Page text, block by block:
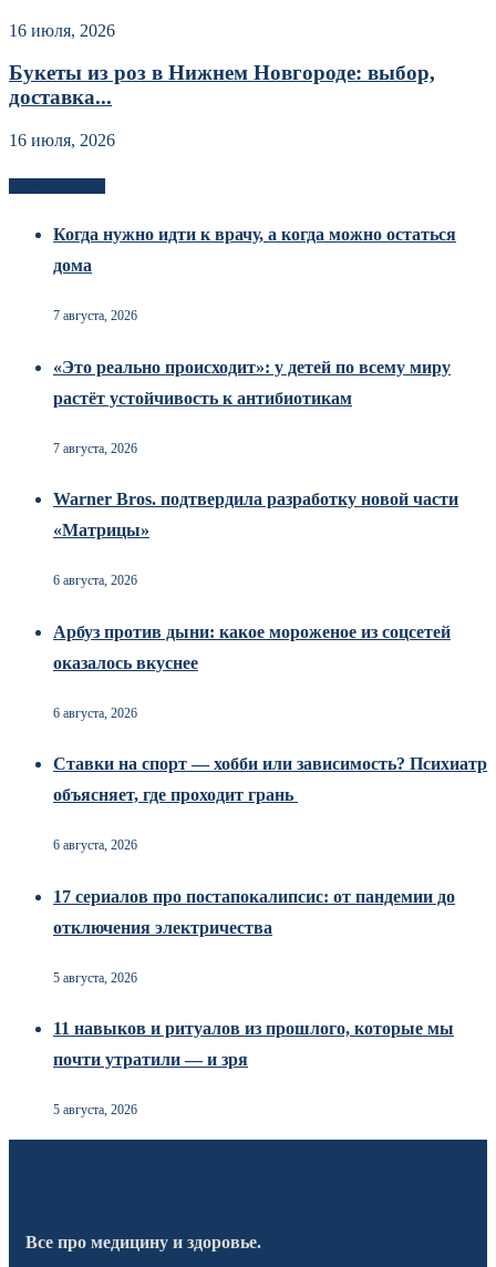
16 июля, 2026
Букеты из роз в Нижнем Новгороде: выбор,
доставка...
16 июля, 2026
Когда нужно идти к врачу, а когда можно остаться
дома
7 августа, 2026
«Это реально происходит»: у детей по всему миру
растёт устойчивость к антибиотикам
7 августа, 2026
Warner Bros. подтвердила разработку новой части
«Матрицы»
6 августа, 2026
Арбуз против дыни: какое мороженое из соцсетей
оказалось вкуснее
6 августа, 2026
Ставки на спорт — хобби или зависимость? Психиатр
объясняет, где проходит грань
6 августа, 2026
17 сериалов про постапокалипсис: от пандемии до
отключения электричества
5 августа, 2026
11 навыков и ритуалов из прошлого, которые мы
почти утратили — и зря
5 августа, 2026
Все про медицину и здоровье.